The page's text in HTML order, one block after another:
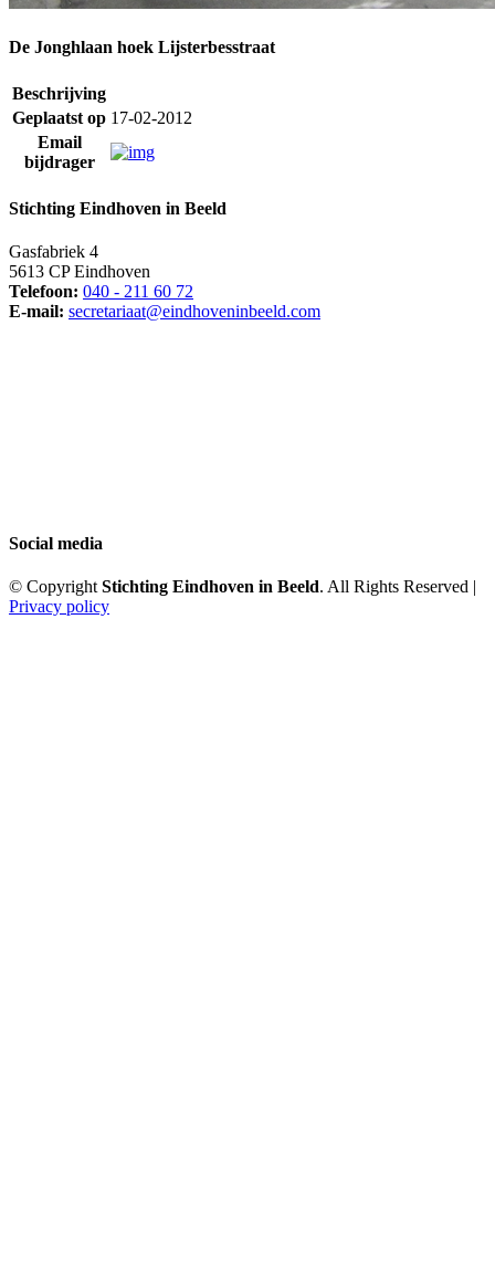
De Jonghlaan hoek Lijsterbesstraat
Beschrijving
Geplaatst op 17-02-2012
Email
bijdrager
Stichting Eindhoven in Beeld
Gasfabriek 4
5613 CP Eindhoven
Telefoon: 040 - 211 60 72
E-mail: secretariaat@eindhoveninbeeld.com
Social media
© Copyright Stichting Eindhoven in Beeld. All Rights Reserved |
Privacy policy